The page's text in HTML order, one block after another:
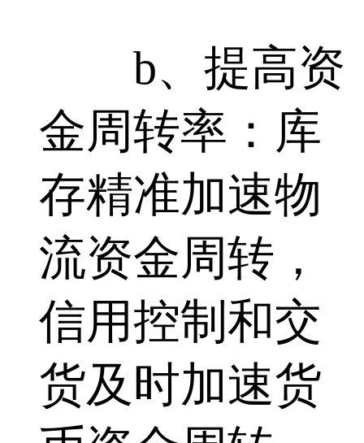
b、提高资
金周转率：库
存精准加速物
流资金周转，
信用控制和交
货及时加速货